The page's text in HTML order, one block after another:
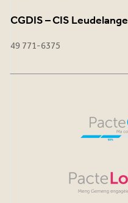
CGDIS – CIS Leudelange
49 771-6375